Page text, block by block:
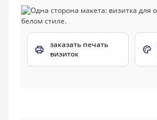
заказать печать
визиток